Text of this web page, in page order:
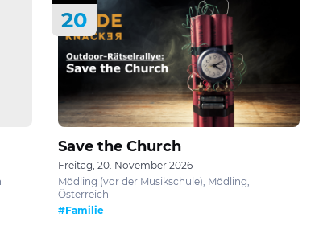
20
Save the Church
Freitag, 20. November 2026
Mödling (vor der Musikschule), Mödling,
Österreich
#Familie